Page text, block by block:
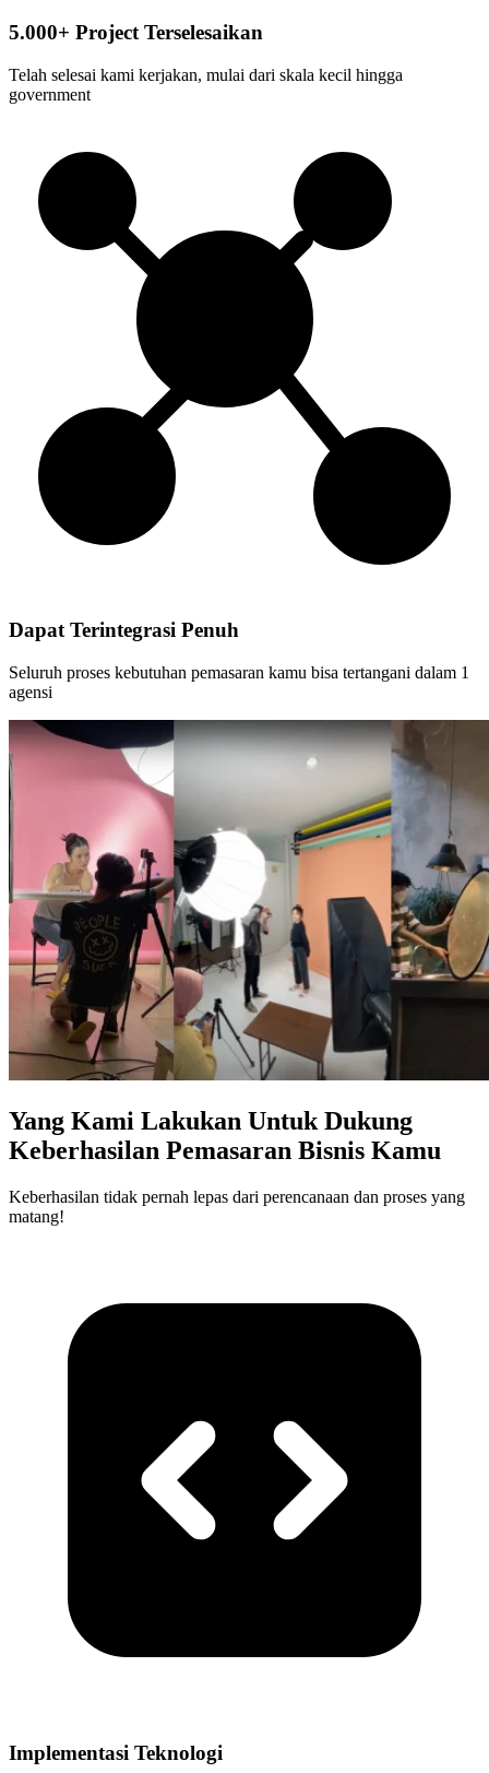
5.000+ Project Terselesaikan
Telah selesai kami kerjakan, mulai dari skala kecil hingga
government
Dapat Terintegrasi Penuh
Seluruh proses kebutuhan pemasaran kamu bisa tertangani dalam 1
agensi
Yang Kami Lakukan Untuk Dukung
Keberhasilan Pemasaran Bisnis Kamu
Keberhasilan tidak pernah lepas dari perencanaan dan proses yang
matang!
Implementasi Teknologi